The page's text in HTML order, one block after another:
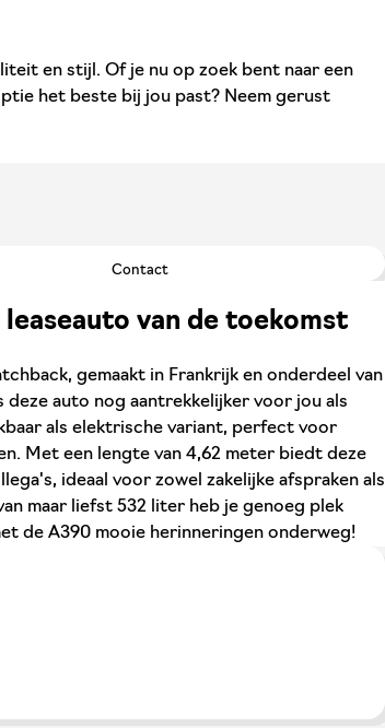
en stijl. Of je nu op zoek bent naar een
het beste bij jou past? Neem gerust
Contact
van de toekomst
gemaakt in Frankrijk en onderdeel van
auto nog aantrekkelijker voor jou als
als elektrische variant, perfect voor
Met een lengte van 4,62 meter biedt deze
ideaal voor zowel zakelijke afspraken als
maar liefst 532 liter heb je genoeg plek
de A390 mooie herinneringen onderweg!